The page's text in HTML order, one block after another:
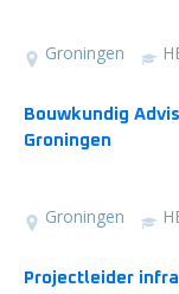
Groningen
Bouwkundig
Groningen
Groningen
Projectleider